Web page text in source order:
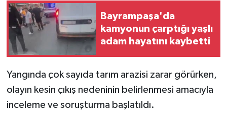
Bayrampaşa'da
kamyonun çarptığı yaşlı
adam hayatını kaybetti
Yangında çok sayıda tarım arazisi zarar görürken,
olayın kesin çıkış nedeninin belirlenmesi amacıyla
inceleme ve soruşturma başlatıldı.